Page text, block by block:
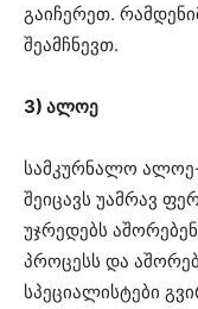
გაიჩერეთ.
შეამჩნევთ.
3) ალოე
სამკურნალო ალოე-
შეიცავს უამრავ
უჯრედებს
პროცესს და
სპეციალისტები